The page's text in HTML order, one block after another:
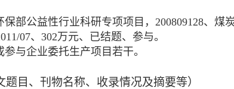
保部公益性行业科研专项项目， 200809128、煤
07、 302万元、已结题、参与。
参与企业委托生产项目若干。
题目、刊物名称、收录情况及摘要等）